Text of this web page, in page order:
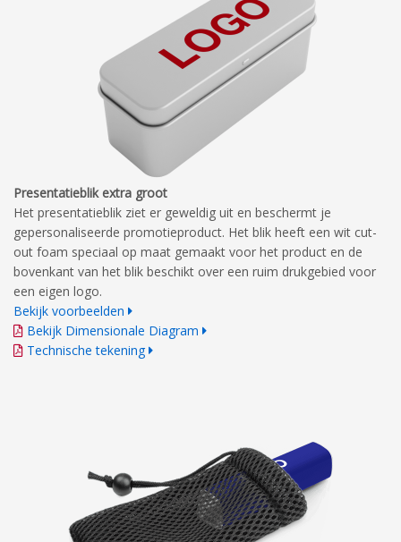
Presentatieblik extra groot
Het presentatieblik ziet er geweldig uit en beschermt je
gepersonaliseerde promotieproduct. Het blik heeft een wit cut-
out foam speciaal op maat gemaakt voor het product en de
bovenkant van het blik beschikt over een ruim drukgebied voor
een eigen logo.
Bekijk voorbeelden
Bekijk Dimensionale Diagram
Technische tekening